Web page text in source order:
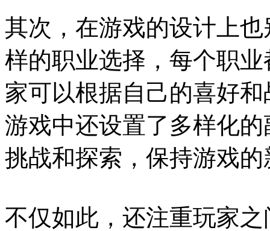
其次，在游戏的设计上
样的职业选择，每个职
家可以根据自己的喜好
游戏中还设置了多样化
挑战和探索，保持游戏
不仅如此，还注重玩家